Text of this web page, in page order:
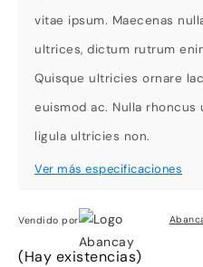
vitae ipsum. Maecenas
ultrices, dictum rutrum
Quisque ultricies ornare
euismod ac. Nulla rhoncus
ligula ultricies non.
Vendido por
(Hay existencias)